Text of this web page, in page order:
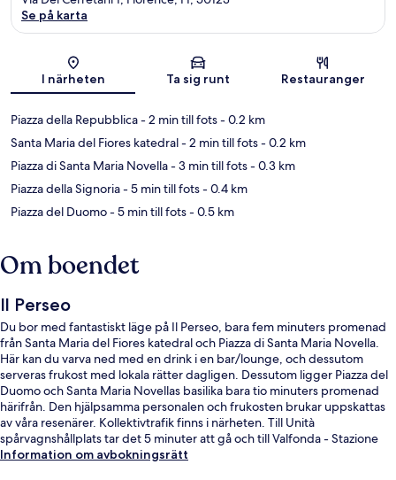
Karta
Se på karta
I närheten Ta sig runt Restauranger
Piazza della Repubblica- 2 min till fots- 0.2 km
Santa Maria del Fiores katedral- 2 min till fots- 0.2 km
Piazza di Santa Maria Novella- 3 min till fots- 0.3 km
Piazza della Signoria- 5 min till fots- 0.4 km
Piazza del Duomo- 5 min till fots- 0.5 km
Om boendet
Il Perseo
Du bor med fantastiskt läge på Il Perseo, bara fem minuters promenad
från Santa Maria del Fiores katedral och Piazza di Santa Maria Novella.
Här kan du varva ned med en drink i en bar/lounge, och dessutom
serveras frukost med lokala rätter dagligen. Dessutom ligger Piazza del
Duomo och Santa Maria Novellas basilika bara tio minuters promenad
härifrån. Den hjälpsamma personalen och frukosten brukar uppskattas
av våra resenärer. Kollektivtrafik finns i närheten. Till Unità
spårvagnshållplats tar det 5 minuter att gå och till Valfonda - Stazione
Santa Maria Novella spårvagnshållplats är det 7 minuter.
Information om avbokningsrätt